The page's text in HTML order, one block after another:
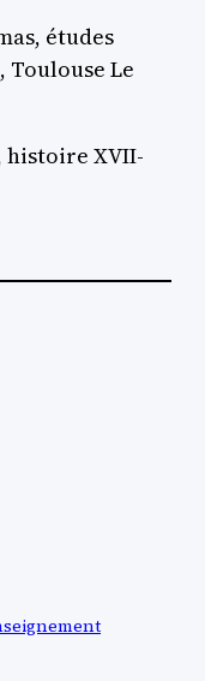
études
Le
histoire XVII-